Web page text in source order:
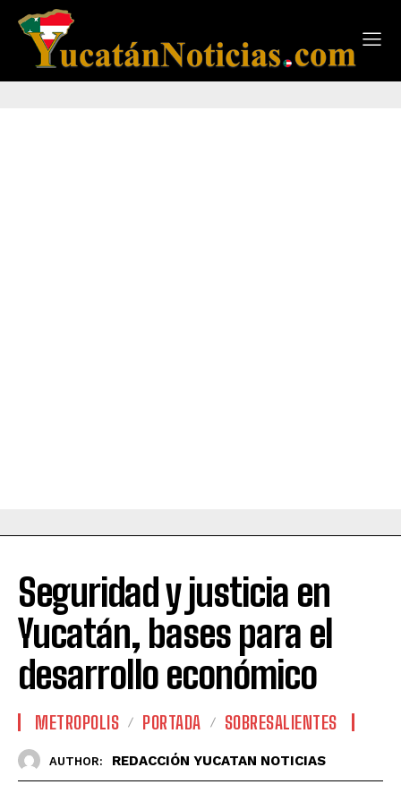
Seguridad y justicia en
Yucatán, bases para el
desarrollo económico
METROPOLIS PORTADA SOBRESALIENTES
AUTHOR: REDACCIÓN YUCATAN NOTICIAS